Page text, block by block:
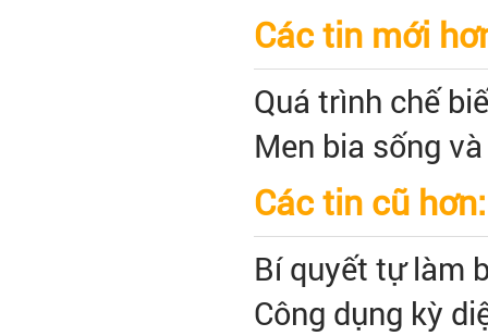
Các tin mới
Quá trình chế
Men bia sống
Các tin cũ hơn:
Bí quyết tự làm
Công dụng kỳ